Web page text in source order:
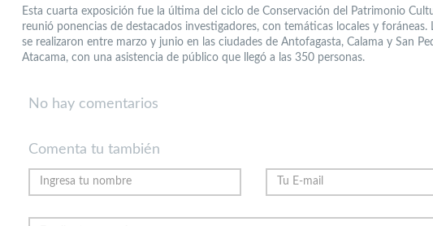
Esta cuarta exposición fue la última del ciclo de Conservación del Patrimonio
reunió ponencias de destacados investigadores, con temáticas locales y foráneas.
se realizaron entre marzo y junio en las ciudades de Antofagasta, Calama y San
Atacama, con una asistencia de público que llegó a las 350 personas.
No hay comentarios
Comenta tu también